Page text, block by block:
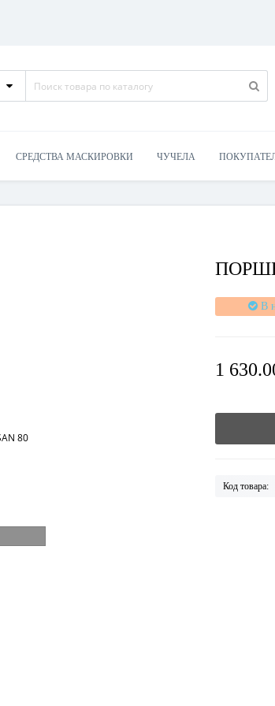
СРЕДСТВА МАСКИРОВКИ ЧУЧЕЛА
В
1
Код товара: